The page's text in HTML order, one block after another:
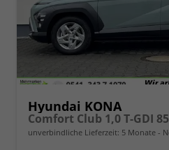
Hyundai KONA
Comfort Club 1,0 T-GDI
unverbindliche Lieferzeit: 5 Monate